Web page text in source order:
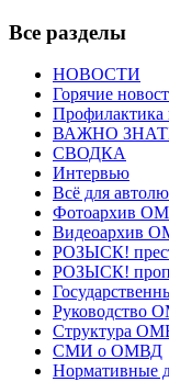
Все разделы
НОВОСТИ
Горячие
Профилактика
ВАЖНО
СВОДКА
Интервью
Всё для
Фотоархив
Видеоархив
РОЗЫСК!
РОЗЫСК!
Руководство
Структура
СМИ о ОМВД
Нормативные